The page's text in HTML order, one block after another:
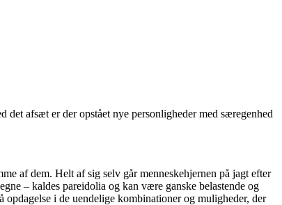
afsæt er der opstået nye personligheder med særegenhed
af dem. Helt af sig selv går menneskehjernen på jagt efter
– kaldes pareidolia og kan være ganske belastende og
i de uendelige kombinationer og muligheder, der